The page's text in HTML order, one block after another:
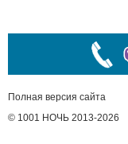
Полная версия сайта
© 1001 НОЧЬ 2013-2026